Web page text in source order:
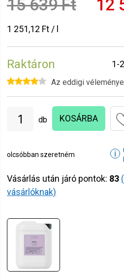
15 639 Ft 12
1 251,12 Ft / l
Raktáron 1-
Az eddigi
db KOSÁRBA
olcsóbban szeretném ℹ
Vásárlás után járó pontok: 83
vásárlóknak)